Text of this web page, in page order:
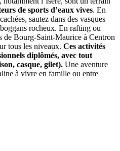
de sports d’eaux vives. En
sautez dans des vasques
rocheux. En rafting ou
de Bourg-Saint-Maurice à Centron
tous les niveaux. Ces activités
diplômés, avec tout
casque, gilet). Une aventure
à vivre en famille ou entre